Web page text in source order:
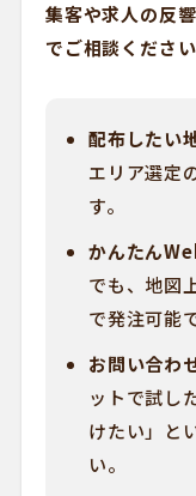
集客や求人の反
でご相談ください
配布したい
エリア選定
す。
かんたん
でも、地図
で発注可能
お問い合わ
ットで試し
けたい」と
い。